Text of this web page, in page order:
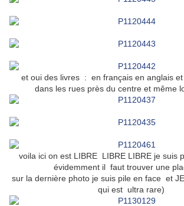
et oui des livres : en français en anglais
dans les rues près du centre et même
voila ici on est LIBRE LIBRE LIBRE je suis
évidemment il faut trouver une
sur la dernière photo je suis pile en face et
qui est ultra rare)